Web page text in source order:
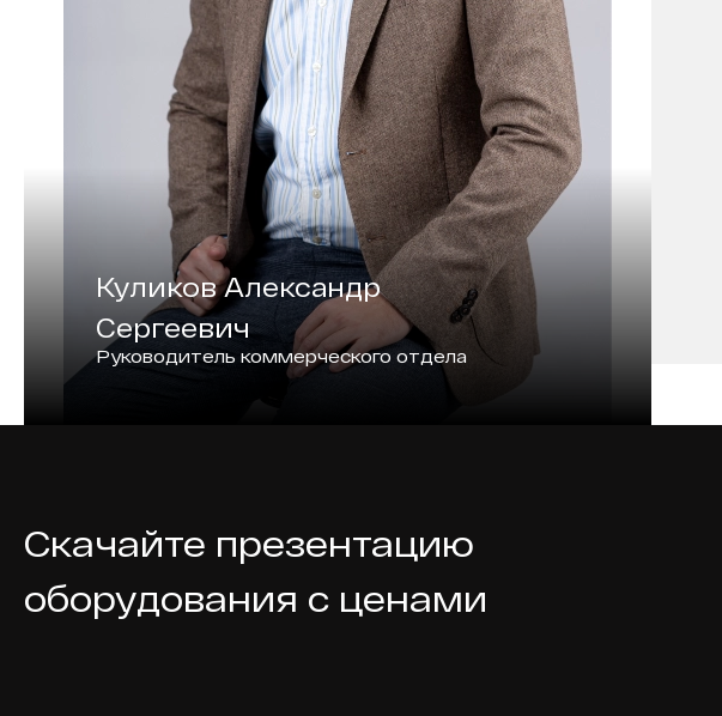
Куликов Александр
Сергеевич
Руководитель коммерческого отдела
Скачайте презентацию
оборудования с ценами